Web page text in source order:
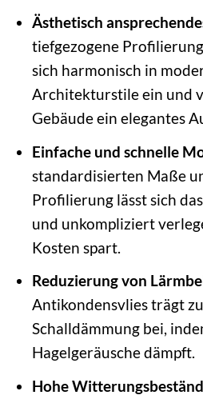
Ästhetisch
tiefgezogene
sich harmonisch in
Architekturstile ein und
Gebäude ein elegantes
Einfache und schnelle
standardisierten Maße
Profilierung lässt sich
und unkompliziert
Kosten spart.
Reduzierung von
Antikondensvlies trägt
Schalldämmung bei,
Hagelgeräusche dämpft.
Hohe